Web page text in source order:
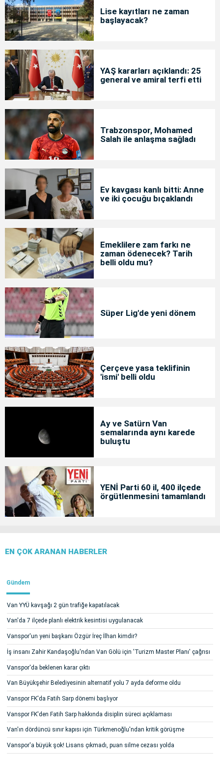
Lise kayıtları ne zaman
başlayacak?
YAŞ kararları açıklandı: 25
general ve amiral terfi etti
Trabzonspor, Mohamed
Salah ile anlaşma sağladı
Ev kavgası kanlı bitti: Anne
ve iki çocuğu bıçaklandı
Emeklilere zam farkı ne
zaman ödenecek? Tarih
belli oldu mu?
Süper Lig'de yeni dönem
Çerçeve yasa teklifinin
'ismi' belli oldu
Ay ve Satürn Van
semalarında aynı karede
buluştu
YENİ Parti 60 il, 400 ilçede
örgütlenmesini tamamlandı
EN ÇOK ARANAN HABERLER
Gündem
Van YYÜ kavşağı 2 gün trafiğe kapatılacak
Van'da 7 ilçede planlı elektrik kesintisi uygulanacak
Vanspor'un yeni başkanı Özgür İreç İlhan kimdir?
İş insanı Zahir Kandaşoğlu'ndan Van Gölü için 'Turizm Master Planı' çağrısı
Vanspor'da beklenen karar çıktı
Van Büyükşehir Belediyesinin alternatif yolu 7 ayda deforme oldu
Vanspor FK'da Fatih Sarp dönemi başlıyor
Vanspor FK'den Fatih Sarp hakkında disiplin süreci açıklaması
Van'ın dördüncü sınır kapısı için Türkmenoğlu'ndan kritik görüşme
Vanspor'a büyük şok! Lisans çıkmadı, puan silme cezası yolda